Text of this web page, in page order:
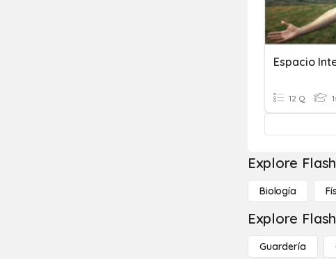
Espacio
12 Q
Explore
Biología
Explore
Guardería